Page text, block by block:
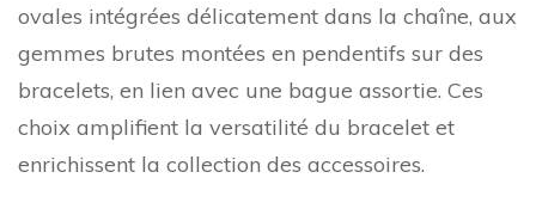
ovales intégrées délicatement dans la chaîne, aux
gemmes brutes montées en pendentifs sur des
bracelets, en lien avec une bague assortie. Ces
choix amplifient la versatilité du bracelet et
enrichissent la collection des accessoires.